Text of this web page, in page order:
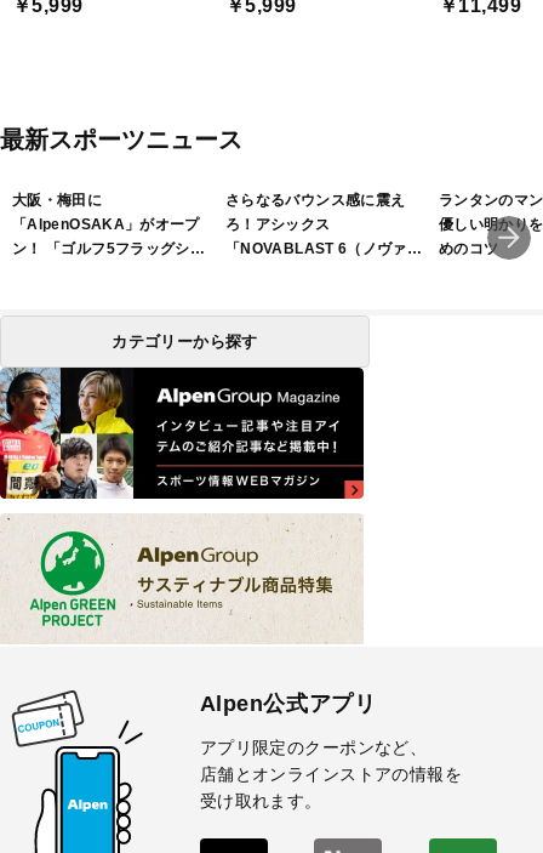
￥5,999 ￥5,999 ￥11,499
最新スポーツニュース
大阪・梅田に
「AlpenOSAKA」がオープ
ン！ 「ゴルフ5フラッグシッ
さらなるバウンス感に震え
ろ！アシックス
「NOVABLAST 6（ノヴァブ
ランタンのマ
優しい明かり
めのコツ
カテゴリーから探す
Alpen公式アプリ
アプリ限定のクーポンなど、
店舗とオンラインストアの情報を
受け取れます。